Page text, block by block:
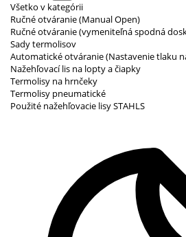
Všetko v kategórii
Ručné otváranie (Manual Open)
Ručné otváranie (vymeniteľná spodná
Sady termolisov
Automatické otváranie (Nastavenie tlaku
Nažehľovací lis na lopty a čiapky
Termolisy na hrnčeky
Termolisy pneumatické
Použité nažehľovacie lisy STAHLS